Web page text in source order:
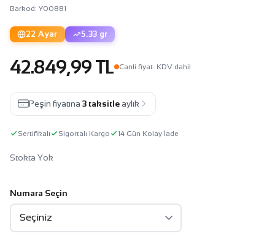
Barkod: Y00881
22 Ayar 5.33 gr
42.849,99 TL Canli fiyat· KDV dahil
Peşin fiyatına 3 taksitle aylık
Sertifikalı Sigortalı Kargo 14 Gün Kolay İade
Stokta Yok
Numara Seçin